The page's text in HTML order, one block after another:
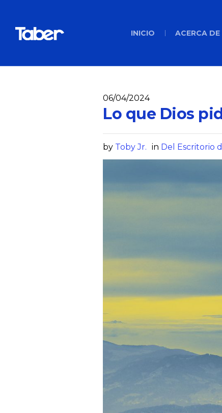
INICIO ACERCA DE
06/04/2024
Lo que Dios
by Toby Jr. in Del Escritorio